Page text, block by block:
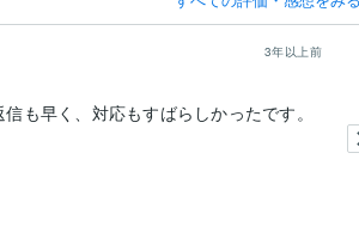
3年以上前
も早く、対応もすばらしかったです。